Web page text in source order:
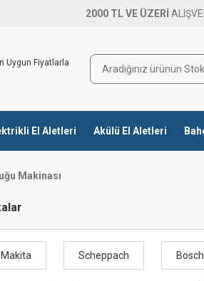
2000 TL VE ÜZERİ
El Aletleri Akülü El Aletleri
Makinası
Makita Scheppach Bosch